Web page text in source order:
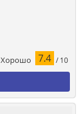
Хорошо 7.4 / 10